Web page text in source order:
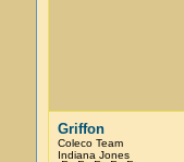
Griffon
Coleco Team
Indiana Jones